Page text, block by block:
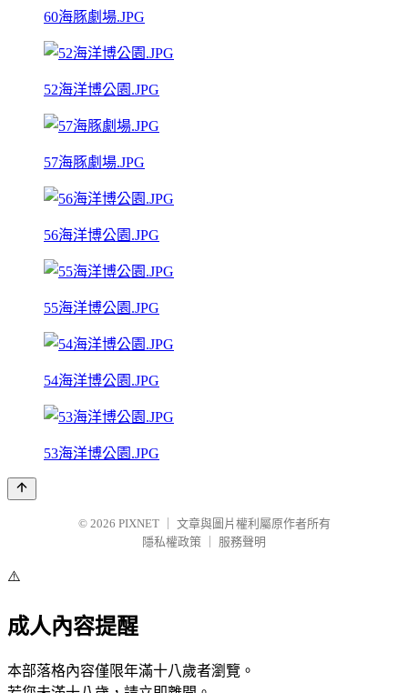
60海豚劇場.JPG
52海洋博公園.JPG
57海豚劇場.JPG
56海洋博公園.JPG
55海洋博公園.JPG
54海洋博公園.JPG
53海洋博公園.JPG
© 2026 PIXNET
文章與圖片權利屬原作者所有
隱私權政策
服務聲明
⚠️
成人內容提醒
本部落格內容僅限年滿十八歲者瀏覽。